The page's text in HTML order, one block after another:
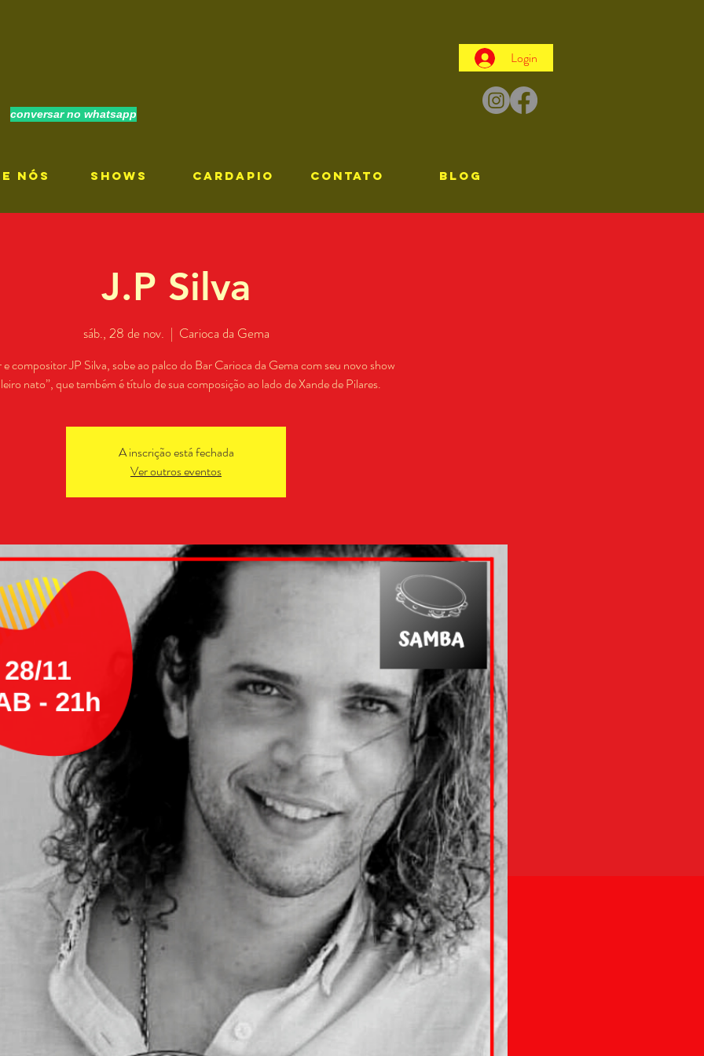
conversar no whatsapp
Login
NÓS SHOWS CARDAPIO CONTATO Blog
J.P Silva
sáb., 28 de nov.
  |
Carioca da Gema
compositor JP Silva, sobe ao palco do Bar Carioca da Gema com seu novo show
nato”, que também é título de sua composição ao lado de Xande de Pilares.
A inscrição está fechada
Ver outros eventos